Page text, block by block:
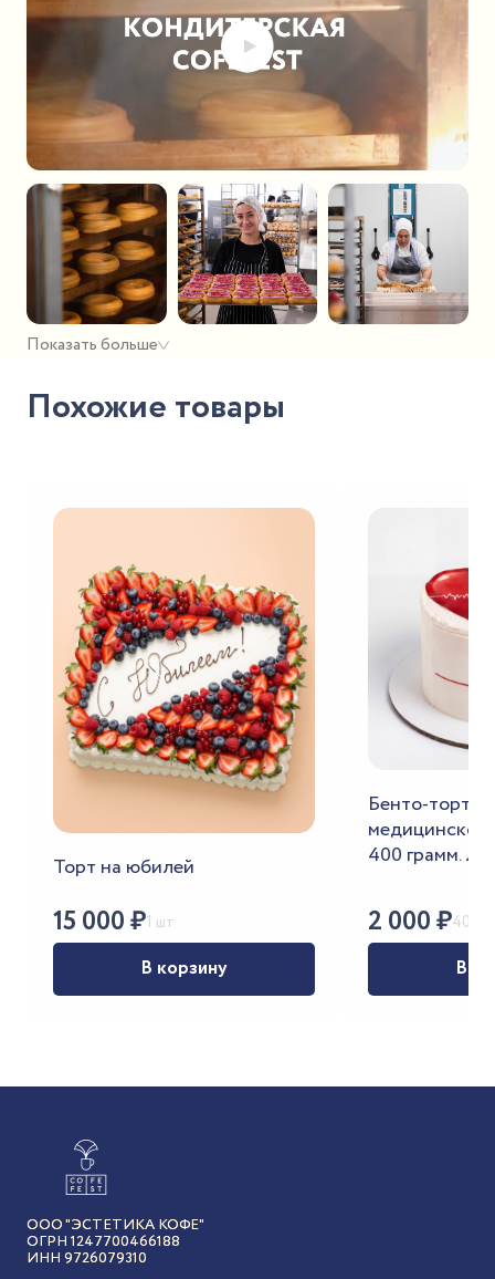
Показать больше
Похожие товары
Торт на юбилей
15 000₽1 шт
В корзину
Бенто-торт
400 грамм.
2 000₽400 г
В
ООО "ЭСТЕТИКА КОФЕ"
ОГРН 1247700466188
ИНН 9726079310